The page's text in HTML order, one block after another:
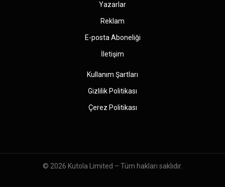
Yazarlar
Reklam
E-posta Aboneliği
İletişim
Kullanım Şartları
Gizlilik Politikası
Çerez Politikası
© 2026 Kutola Limited – Tüm hakları saklıdır.